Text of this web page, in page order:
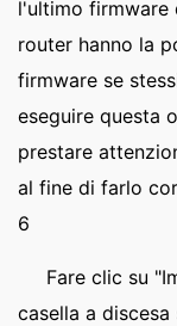
l'ultimo firmware
router hanno la
firmware se
eseguire questa
prestare
al fine di farlo
6
Fare clic su
casella a